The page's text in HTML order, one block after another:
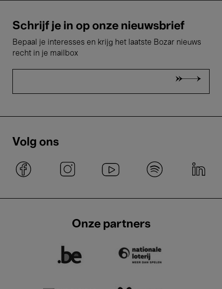
Schrijf je in op onze nieuwsbrief
Bepaal je interesses en krijg het laatste Bozar nieuws
recht in je mailbox
Volg ons
Onze partners